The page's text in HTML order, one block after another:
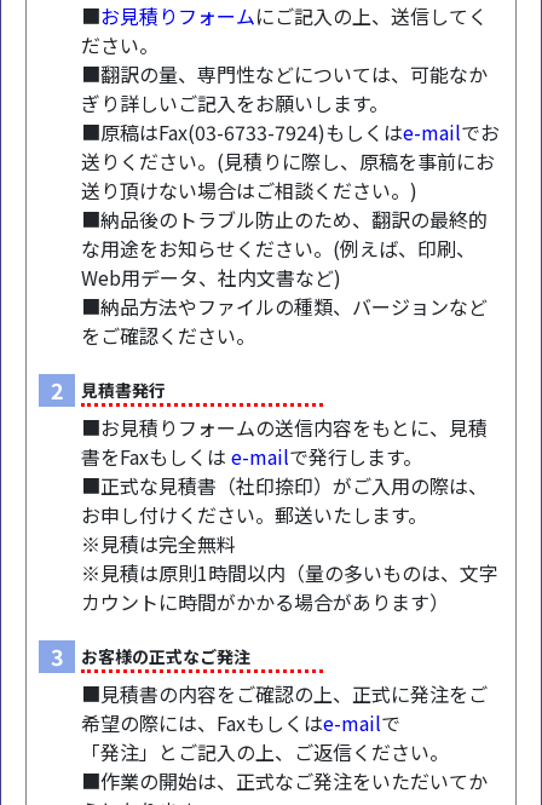
■お見積りフォームにご記入の上、送信してく
ださい。
■翻訳の量、専門性などについては、可能なか
ぎり詳しいご記入をお願いします。
■原稿はFax(03-6733-7924)もしくはe-mailでお
送りください。(見積りに際し、原稿を事前にお
送り頂けない場合はご相談ください。)
■納品後のトラブル防止のため、翻訳の最終的
な用途をお知らせください。(例えば、印刷、
Web用データ、社内文書など)
■納品方法やファイルの種類、バージョンなど
をご確認ください。
2 見積書発行
■お見積りフォームの送信内容をもとに、見積
書をFaxもしくは e-mailで発行します。
■正式な見積書（社印捺印）がご入用の際は、
お申し付けください。郵送いたします。
※見積は完全無料
※見積は原則1時間以内（量の多いものは、文字
カウントに時間がかかる場合があります）
3 お客様の正式なご発注
■見積書の内容をご確認の上、正式に発注をご
希望の際には、Faxもしくはe-mailで
「発注」とご記入の上、ご返信ください。
■作業の開始は、正式なご発注をいただいてか